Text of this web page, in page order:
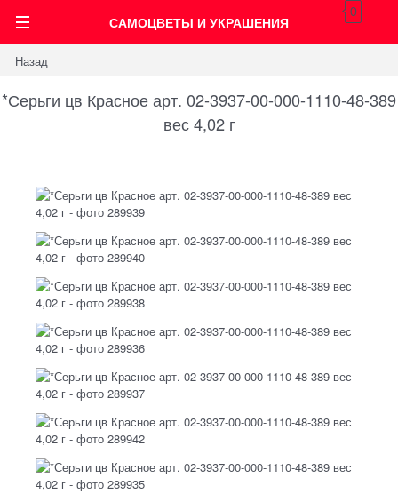
САМОЦВЕТЫ И УКРАШЕНИЯ
0
Назад
*Серьги цв Красное арт. 02-3937-00-000-1110-48-389
вес 4,02 г